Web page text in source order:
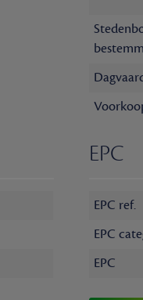
EPC
EPC ref.
EPC
EPC